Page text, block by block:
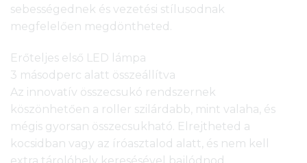
sebességednek és vezetési stílusodnak
megfelelően megdöntheted.
Erőteljes első LED lámpa
3 másodperc alatt összeállítva
Az innovatív összecsukó rendszernek
köszönhetően a roller szilárdabb, mint valaha, és
mégis gyorsan összecsukható. Elrejtheted a
kocsidban vagy az íróasztalod alatt, és nem kell